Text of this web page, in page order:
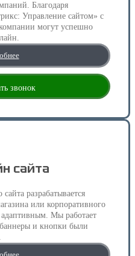
Благодаря
Управление сайтом» с
могут успешно
звонок
сайта
разрабатывается
или корпоративного
Мы работает
и кнопки были